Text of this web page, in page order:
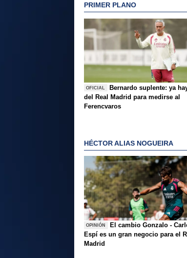
PRIMER PLANO
OFICIAL
Bernardo suplente: ya
del Real Madrid para medirse al
Ferencvaros
HÉCTOR ALIAS NOGUEIRA
OPINIÓN
El cambio Gonzalo -
Espí es un gran negocio para el
Madrid